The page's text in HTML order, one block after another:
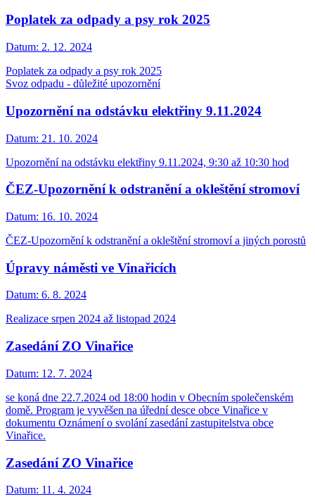
Poplatek za odpady a psy rok 2025
Datum: 2. 12. 2024
Poplatek za odpady a psy rok 2025
Svoz odpadu - důležité upozornění
Upozornění na odstávku elektřiny 9.11.2024
Datum: 21. 10. 2024
Upozornění na odstávku elektřiny 9.11.2024, 9:30 až 10:30 hod
ČEZ-Upozornění k odstranění a okleštění stromoví
Datum: 16. 10. 2024
ČEZ-Upozornění k odstranění a okleštění stromoví a jiných porostů
Úpravy náměsti ve Vinařicích
Datum: 6. 8. 2024
Realizace srpen 2024 až listopad 2024
Zasedání ZO Vinařice
Datum: 12. 7. 2024
se koná dne 22.7.2024 od 18:00 hodin v Obecním společenském
domě. Program je vyvěšen na úřední desce obce Vinařice v
dokumentu Oznámení o svolání zasedání zastupitelstva obce
Vinařice.
Zasedání ZO Vinařice
Datum: 11. 4. 2024